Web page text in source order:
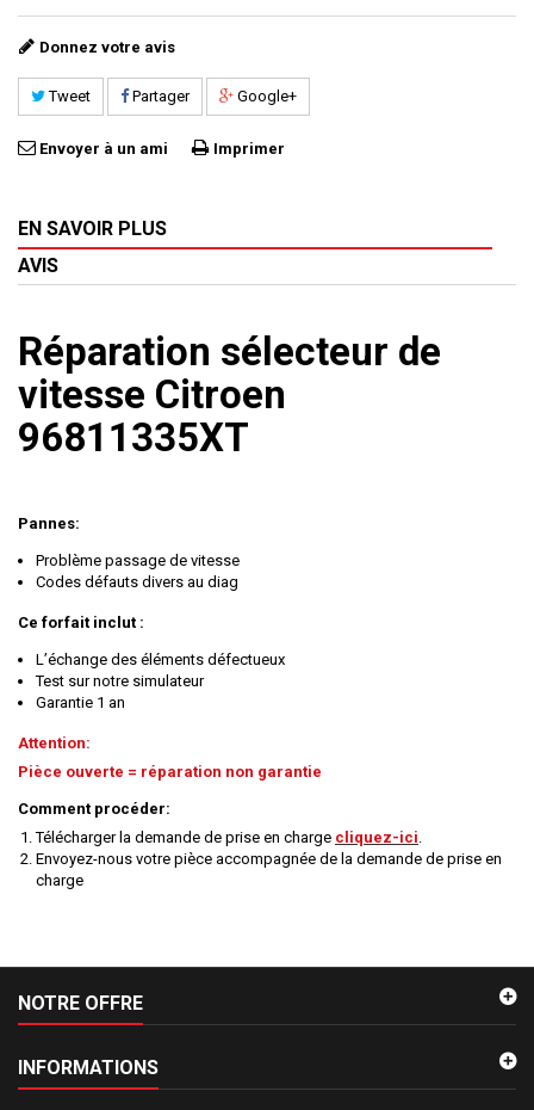
Donnez votre avis
Tweet Partager Google+
Envoyer à un ami Imprimer
EN SAVOIR PLUS
AVIS
Réparation sélecteur de
vitesse Citroen
96811335XT
Pannes:
Problème passage de vitesse
Codes défauts divers au diag
Ce forfait inclut :
L’échange des éléments défectueux
Test sur notre simulateur
Garantie 1 an
Attention:
Pièce ouverte = réparation non garantie
Comment procéder:
Télécharger la demande de prise en charge cliquez-ici.
Envoyez-nous votre pièce accompagnée de la demande de prise en
charge
NOTRE OFFRE
INFORMATIONS